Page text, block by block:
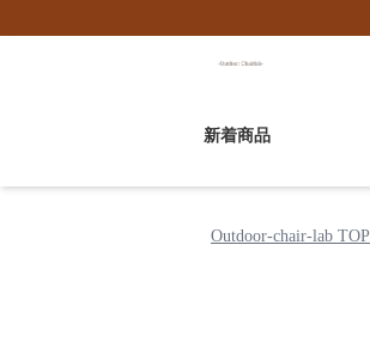
新着商品
Outdoor-chair-lab TOP